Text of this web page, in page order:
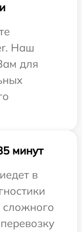
Наш
для
минут
в
сложного